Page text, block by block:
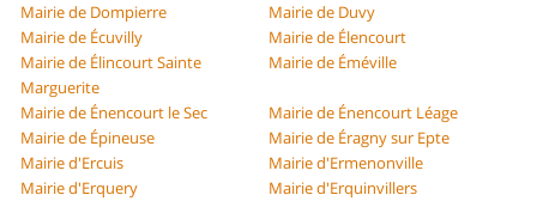
Mairie de Dompierre
Mairie de Duvy
Mairie de Écuvilly
Mairie de Élencourt
Mairie de Élincourt Sainte
Marguerite
Mairie de Éméville
Mairie de Énencourt le Sec
Mairie de Énencourt Léage
Mairie de Épineuse
Mairie de Éragny sur Epte
Mairie d'Ercuis
Mairie d'Ermenonville
Mairie d'Erquery
Mairie d'Erquinvillers